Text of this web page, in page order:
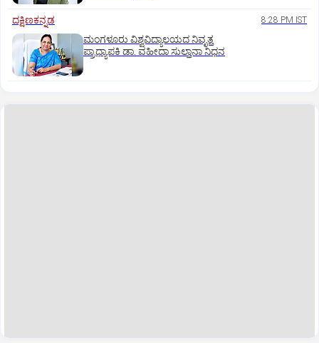
ದಕ್ಷಿಣಕನ್ನಡ 8:28 PM IST
ಮಂಗಳೂರು ವಿಶ್ವವಿದ್ಯಾಲಯದ ನಿವೃತ್ತ
ಪ್ರಾಧ್ಯಾಪಕಿ ಡಾ. ವಹೀದಾ ಸುಲ್ತಾನಾ ನಿಧನ